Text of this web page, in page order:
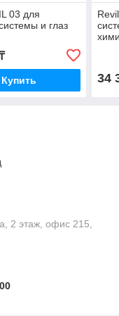
03 для
и глаз
Купить 34
2 этаж, офис 215,